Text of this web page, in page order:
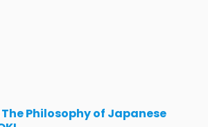
Philosophy of Japanese